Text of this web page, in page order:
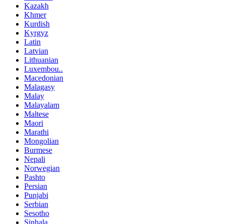
Kazakh
Khmer
Kurdish
Kyrgyz
Latin
Latvian
Lithuanian
Luxembou..
Macedonian
Malagasy
Malay
Malayalam
Maltese
Maori
Marathi
Mongolian
Burmese
Nepali
Norwegian
Pashto
Persian
Punjabi
Serbian
Sesotho